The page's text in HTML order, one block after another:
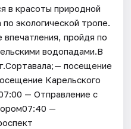
в красоты природной
экологической тропе.
пройдя по
водопадами.В
посещение
Карельского
— Отправление с
—